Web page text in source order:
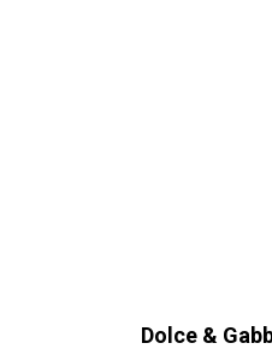
Dolce &